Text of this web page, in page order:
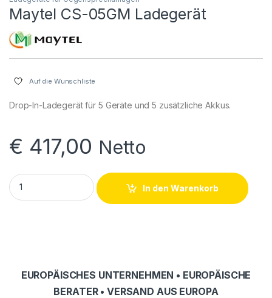
Maytel CS-05GM Ladegerät
Auf die Wunschliste
Drop-In-Ladegerät für 5 Geräte und 5 zusätzliche Akkus.
€ 417,00 Netto
Maytel CS-05GM Ladegerät quantity
In den Warenkorb
EUROPÄISCHES UNTERNEHMEN • EUROPÄISCHE
BERATER • VERSAND AUS EUROPA